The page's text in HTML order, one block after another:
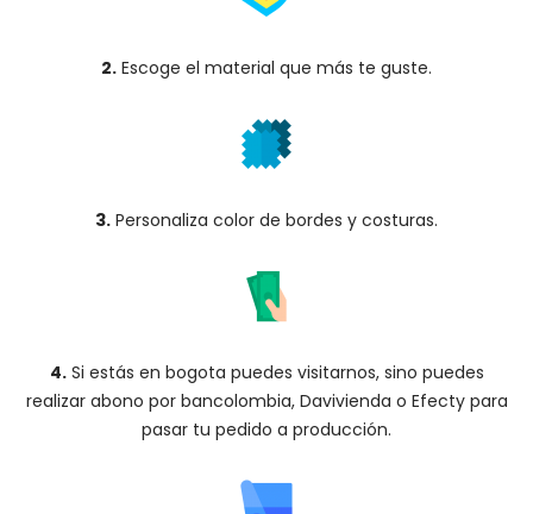
2. Escoge el material que más te guste.
3. Personaliza color de bordes y costuras.
4.Si estás en bogota puedes visitarnos, sino puedes
realizar abono por bancolombia, Davivienda o Efecty para
pasar tu pedido a producción.